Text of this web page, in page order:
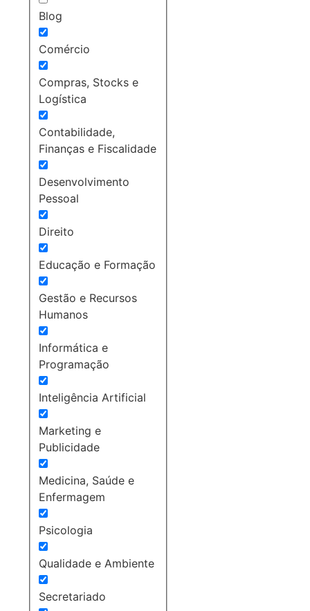
Blog
Comércio
Compras, Stocks e
Logística
Contabilidade,
Finanças e Fiscalidade
Desenvolvimento
Pessoal
Direito
Educação e Formação
Gestão e Recursos
Humanos
Informática e
Programação
Inteligência Artificial
Marketing e
Publicidade
Medicina, Saúde e
Enfermagem
Psicologia
Qualidade e Ambiente
Secretariado